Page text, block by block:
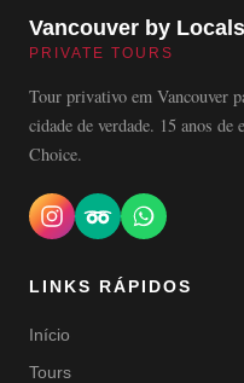
Vancouver by Locals
PRIVATE TOURS
Tour privativo em Vancouver
cidade de verdade. 15 anos
Choice.
LINKS RÁPIDOS
Início
Tours